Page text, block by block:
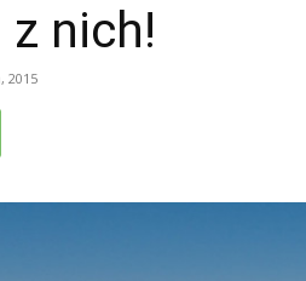
nich!
2015